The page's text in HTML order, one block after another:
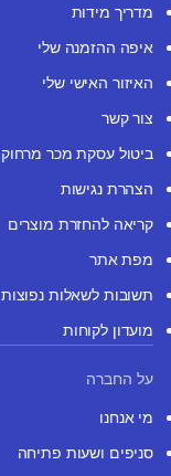
מדריך מידות
איפה ההזמנה שלי
האיזור האישי שלי
צור קשר
ביטול עסקת מכר מרחוק
הצהרת נגישות
קריאה להחזרת מוצרים
מפת אתר
תשובות לשאלות נפוצות
מועדון לקוחות
על החברה
מי אנחנו
סניפים ושעות פתיחה